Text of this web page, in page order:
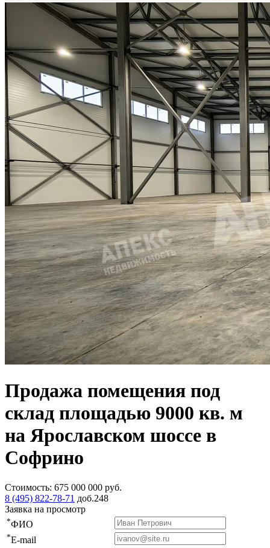
Продажа помещения под
склад площадью 9000 кв. м
на Ярославском шоссе в
Софрино
Стоимость: 675 000 000 руб.
8 (495) 822-78-71 доб.248
Заявка на просмотр
*ФИО
*E-mail